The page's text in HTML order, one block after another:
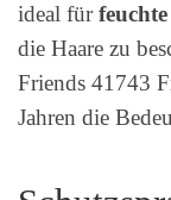
ideal für
die Haare zu
Friends 41743
Jahren die